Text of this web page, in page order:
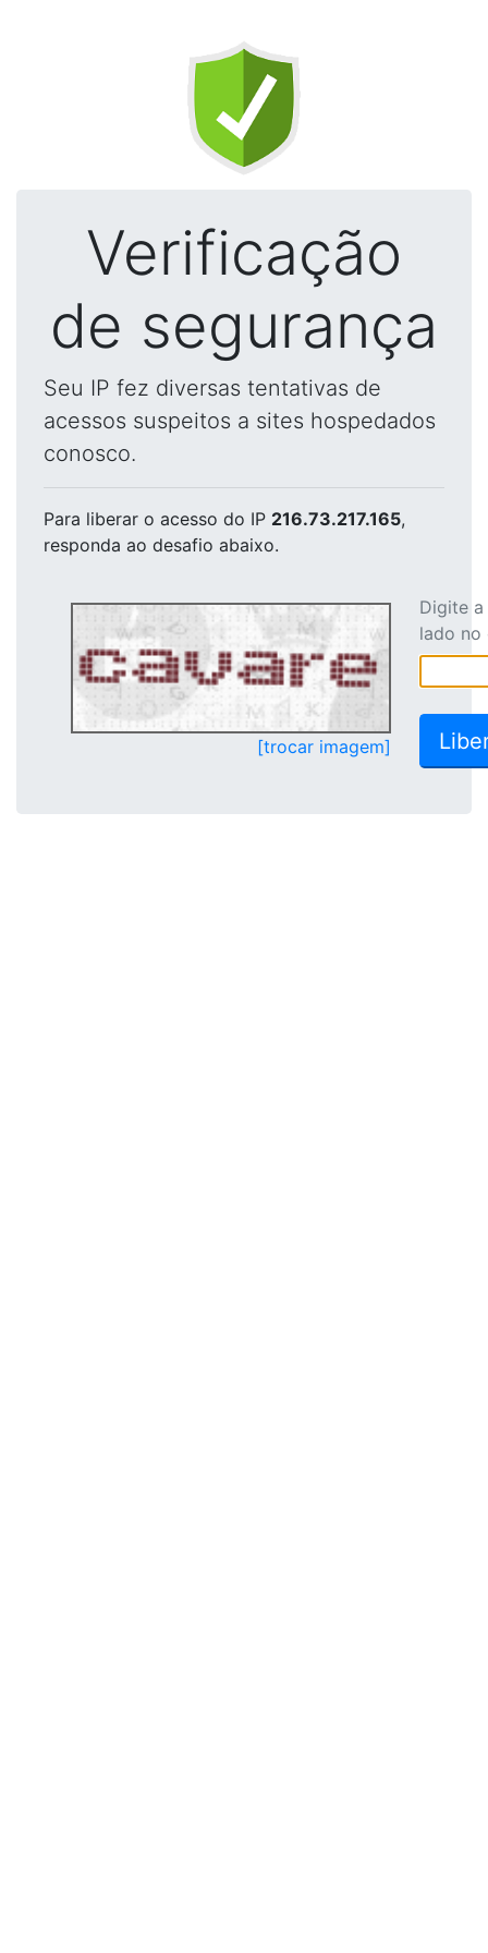
Verificação
de segurança
Seu IP fez diversas tentativas de
acessos suspeitos a sites hospedados
conosco.
Para liberar o acesso do IP 216.73.217.165,
responda ao desafio abaixo.
[trocar imagem]
Digite
lado no